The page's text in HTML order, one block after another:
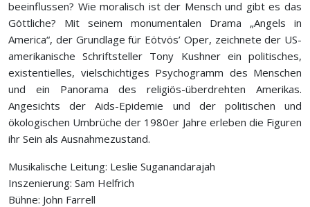
beeinflussen? Wie moralisch ist der Mensch und gibt es das
Göttliche? Mit seinem monumentalen Drama „Angels in
America“, der Grundlage für Eötvös’ Oper, zeichnete der US-
amerikanische Schriftsteller Tony Kushner ein politisches,
existentielles, vielschichtiges Psychogramm des Menschen
und ein Panorama des religiös-überdrehten Amerikas.
Angesichts der Aids-Epidemie und der politischen und
ökologischen Umbrüche der 1980er Jahre erleben die Figuren
ihr Sein als Ausnahmezustand.
Musikalische Leitung: Leslie Suganandarajah
Inszenierung: Sam Helfrich
Bühne: John Farrell